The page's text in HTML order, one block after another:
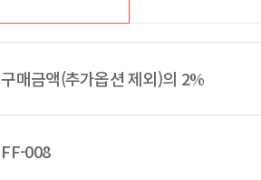
구매금액(추가옵션 제외)의 2%
FF-008